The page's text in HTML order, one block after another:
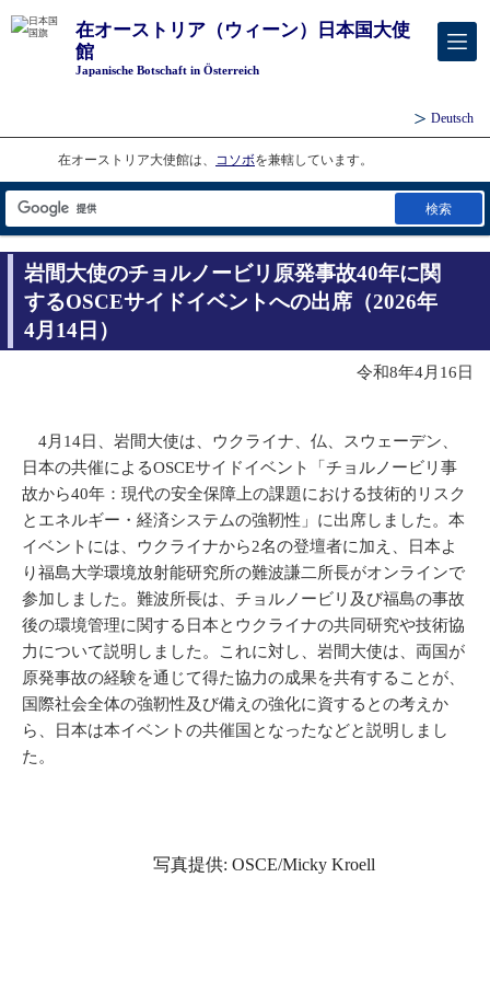
在オーストリア（ウィーン）日本国大使
館
Japanische Botschaft in Österreich
Deutsch
在オーストリア大使館は、 コソボを兼轄しています。
検索
岩間大使のチョルノービリ原発事故40年に関
するOSCEサイドイベントへの出席（2026年
4月14日）
令和8年4月16日
4月14日、岩間大使は、ウクライナ、仏、スウェーデン、
日本の共催によるOSCEサイドイベント「チョルノービリ事
故から40年：現代の安全保障上の課題における技術的リスク
とエネルギー・経済システムの強靭性」に出席しました。本
イベントには、ウクライナから2名の登壇者に加え、日本よ
り福島大学環境放射能研究所の難波謙二所長がオンラインで
参加しました。難波所長は、チョルノービリ及び福島の事故
後の環境管理に関する日本とウクライナの共同研究や技術協
力について説明しました。これに対し、岩間大使は、両国が
原発事故の経験を通じて得た協力の成果を共有することが、
国際社会全体の強靭性及び備えの強化に資するとの考えか
ら、日本は本イベントの共催国となったなどと説明しまし
た。
写真提供: OSCE/Micky Kroell